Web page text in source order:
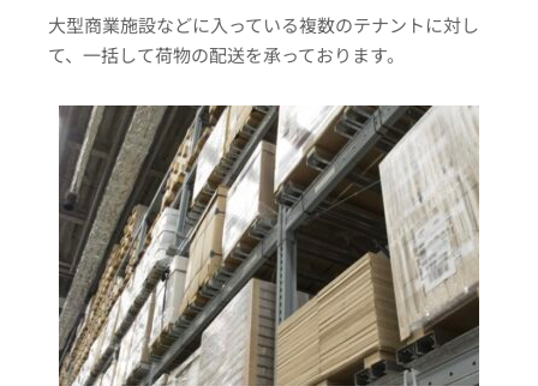
大型商業施設などに入っている複数のテナントに対し
て、一括して荷物の配送を承っております。